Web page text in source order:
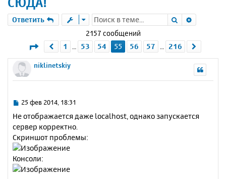
Ответить Поиск
2157 сообщений
Страница 55из 216
Пред.
1 53 54 55 56 57 216
niklinetskiy
С
о
б
щ
е
н
и
е
25 фев 2014, 18:31
Не отображается даже localhost, однако запускается
сервер корректно.
Скриншот проблемы:
Консоли: